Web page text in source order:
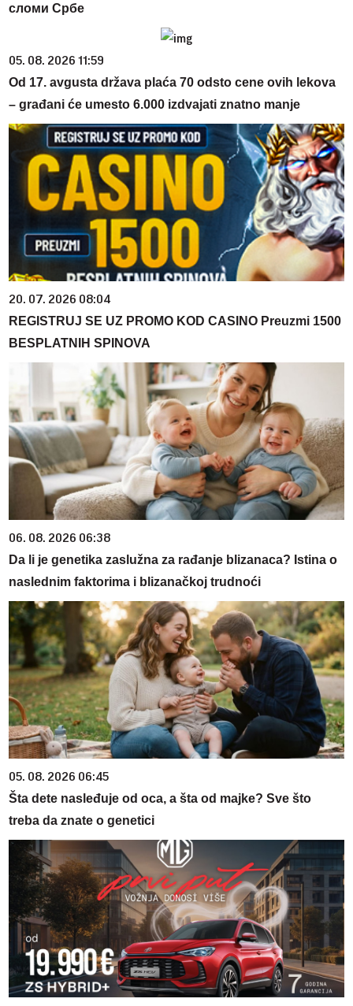
сломи Србе
05. 08. 2026 11:59
Od 17. avgusta država plaća 70 odsto cene ovih lekova
– građani će umesto 6.000 izdvajati znatno manje
20. 07. 2026 08:04
REGISTRUJ SE UZ PROMO KOD CASINO Preuzmi 1500
BESPLATNIH SPINOVA
06. 08. 2026 06:38
Da li je genetika zaslužna za rađanje blizanaca? Istina o
naslednim faktorima i blizanačkoj trudnoći
05. 08. 2026 06:45
Šta dete nasleđuje od oca, a šta od majke? Sve što
treba da znate o genetici